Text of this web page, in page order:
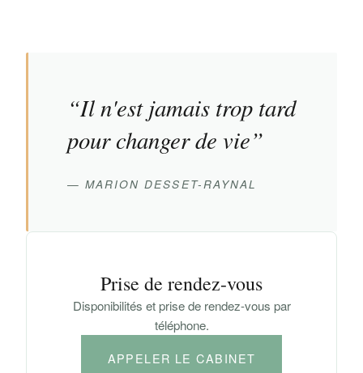
“Il n'est jamais trop tard
pour changer de vie”
— MARION DESSET-RAYNAL
Prise de rendez-vous
Disponibilités et prise de rendez-vous par
téléphone.
APPELER LE CABINET